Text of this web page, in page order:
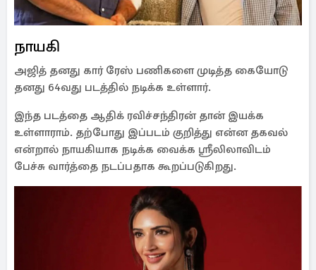
நாயகி
அஜித் தனது கார் ரேஸ் பணிகளை முடித்த கையோடு
தனது 64வது படத்தில் நடிக்க உள்ளார்.
இந்த படத்தை ஆதிக் ரவிச்சந்திரன் தான் இயக்க
உள்ளாராம். தற்போது இப்படம் குறித்து என்ன தகவல்
என்றால் நாயகியாக நடிக்க வைக்க ஸ்ரீலிலாவிடம்
பேச்சு வார்த்தை நடப்பதாக கூறப்படுகிறது.